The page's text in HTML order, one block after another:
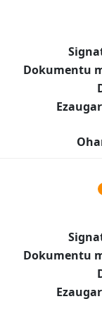
Dokumentu
Dokumentu